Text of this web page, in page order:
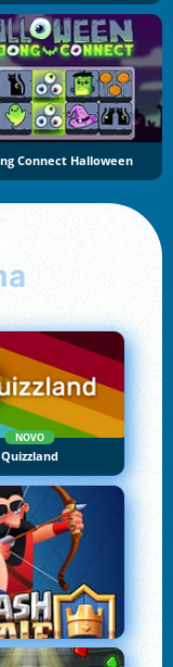
Connect Halloween
NOVO
Quizzland